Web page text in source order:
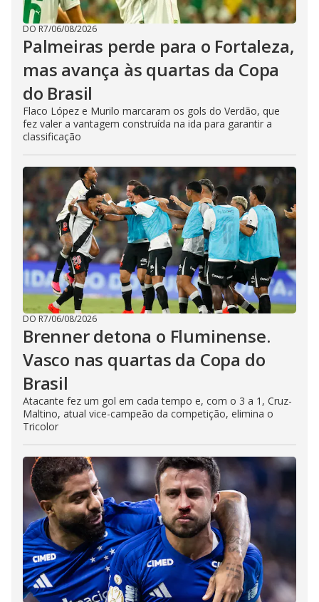
DO R7/06/08/2026
Palmeiras perde para o Fortaleza,
mas avança às quartas da Copa
do Brasil
Flaco López e Murilo marcaram os gols do Verdão, que
fez valer a vantagem construída na ida para garantir a
classificação
DO R7/06/08/2026
Brenner detona o Fluminense.
Vasco nas quartas da Copa do
Brasil
Atacante fez um gol em cada tempo e, com o 3 a 1, Cruz-
Maltino, atual vice-campeão da competição, elimina o
Tricolor